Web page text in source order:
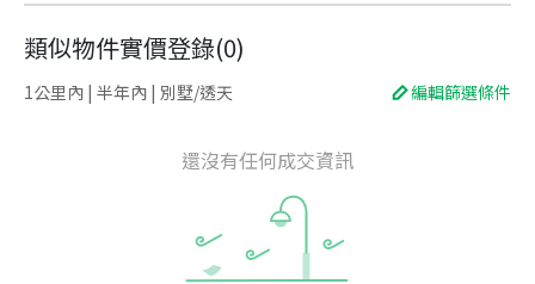
類似物件實價登錄(0)
1公里內 | 半年內 | 別墅/透天 編輯篩選條件
還沒有任何成交資訊